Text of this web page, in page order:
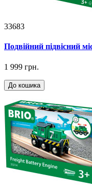
33683
Подвійний підвісний
1 999 грн.
До кошика